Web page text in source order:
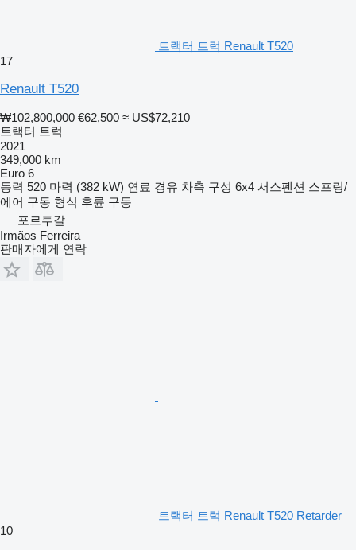
트랙터 트럭 Renault T520
17
Renault T520
₩102,800,000 €62,500 ≈ US$72,210
트랙터 트럭
2021
349,000 km
Euro 6
동력 520 마력 (382 kW) 연료 경유 차축 구성 6x4 서스펜션 스프링/
에어 구동 형식 후륜 구동
포르투갈
Irmãos Ferreira
판매자에게 연락
트랙터 트럭 Renault T520 Retarder
10